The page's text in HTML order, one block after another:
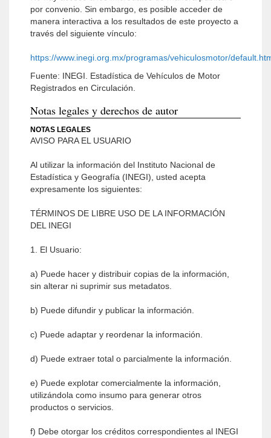
por convenio. Sin embargo, es posible acceder de
manera interactiva a los resultados de este proyecto a
través del siguiente vínculo:
https://www.inegi.org.mx/programas/vehiculosmotor/
Fuente: INEGI. Estadística de Vehículos de Motor
Registrados en Circulación.
Notas legales y derechos de autor
NOTAS LEGALES
AVISO PARA EL USUARIO
Al utilizar la información del Instituto Nacional de
Estadística y Geografía (INEGI), usted acepta
expresamente los siguientes:
TÉRMINOS DE LIBRE USO DE LA INFORMACIÓN
DEL INEGI
1. El Usuario:
a) Puede hacer y distribuir copias de la información,
sin alterar ni suprimir sus metadatos.
b) Puede difundir y publicar la información.
c) Puede adaptar y reordenar la información.
d) Puede extraer total o parcialmente la información.
e) Puede explotar comercialmente la información,
utilizándola como insumo para generar otros
productos o servicios.
f) Debe otorgar los créditos correspondientes al INEGI